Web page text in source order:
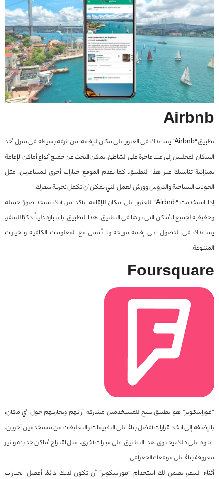
Airbnb
تطبيق “Airbnb” يساعدك في العثور على مكان للإقامة؛ من غرفة بسيطة في منزل أحد
السكان المحليين إلى فيلا فاخرة على الشاطئ، يمكن البحث عن جميع أنواع أماكن الإقامة
بميزانية تناسبك عبر هذا التطبيق. كما يقدم الموقع خيارات أخرى للمسافرين، مثل
الجولات السياحية والدروس وورش العمل التي يمكن أن تكمل تجربة سفرك.
إذا استخدمت “Airbnb” للعثور على مكان للإقامة، تأكد من أنك ستجد صورًا جميلة
وحقيقية لجميع الأماكن التي تراها في التطبيق. هذا التطبيق، باعتباره دليلاً ذكيًا للسفر،
يساعدك في الحصول على إقامة مريحة ولا تُنسى مع المعلومات الكافية والخيارات
المتنوعة.
Foursquare
“فوراسكوير” هو تطبيق يتيح للمستخدمين مشاركة آرائهم وتجاربهم حول أي مكان،
بالإضافة إلى اتخاذ قرارات أفضل بناءً على التقييمات والتعليقات من مستخدمين آخرين.
علاوة على ذلك، يحتوي هذا التطبيق على ميزات أخرى، مثل اقتراح أماكن جديدة وغير
معروفة بناءً على موقعك الجغرافي.
أثناء السفر، يضمن لك استخدام “فوراسكوير” أن تكون لديك دائمًا أفضل الخيارات